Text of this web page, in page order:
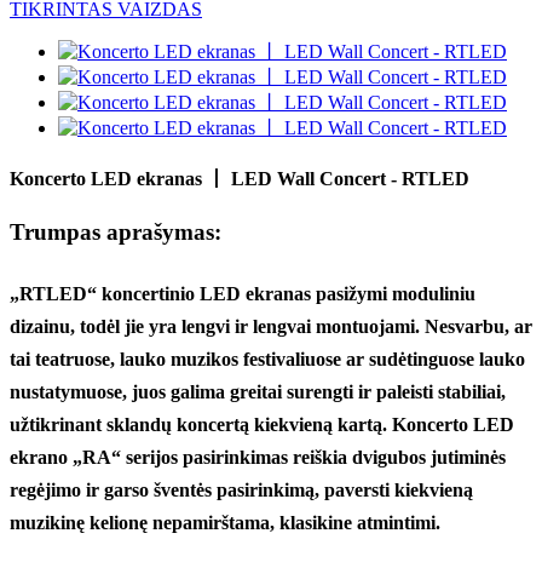
Koncerto LED ekranas 丨 LED Wall Concert - RTLED
Trumpas aprašymas:
„RTLED“ koncertinio LED ekranas pasižymi moduliniu
dizainu, todėl jie yra lengvi ir lengvai montuojami. Nesvarbu, ar
tai teatruose, lauko muzikos festivaliuose ar sudėtinguose lauko
nustatymuose, juos galima greitai surengti ir paleisti stabiliai,
užtikrinant sklandų koncertą kiekvieną kartą. Koncerto LED
ekrano „RA“ serijos pasirinkimas reiškia dvigubos jutiminės
regėjimo ir garso šventės pasirinkimą, paversti kiekvieną
muzikinę kelionę nepamirštama, klasikine atmintimi.